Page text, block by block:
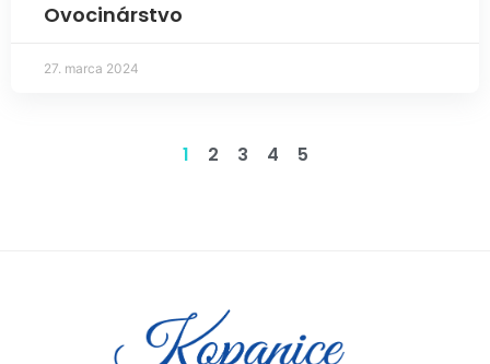
Ovocinárstvo
27. marca 2024
1 2 3 4 5